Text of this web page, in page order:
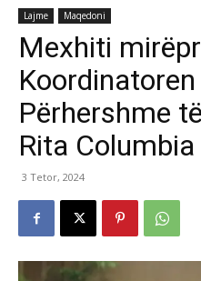
Lajme Maqedoni
Mexhiti
Përhershme
Rita Columbia
3 Tetor, 2024